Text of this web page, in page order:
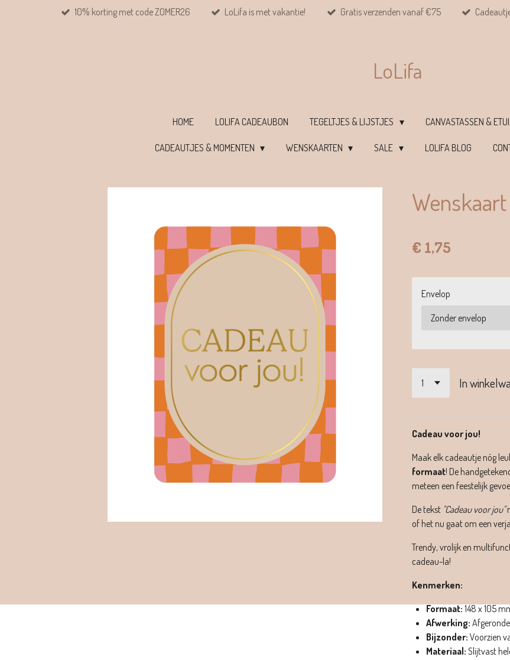
10% korting met code ZOMER26 LoLifa is met vakantie! Gratis verzenden vanaf €75
LoLifa
HOME LOLIFA CADEAUBON TEGELTJES & LIJSTJES CANVASTASSEN &
CADEAUTJES & MOMENTEN WENSKAARTEN SALE LOLIFA BLOG
€ 1,75
Envelop
In
Cadeau voor jou!
Maak elk cadeautje nóg
formaat! De
meteen een feestelijk
De tekst "Cadeau voor jou"
of het nu gaat om een
Trendy, vrolijk en
cadeau-la!
Kenmerken:
Formaat: 148 x 105
Afwerking:
Bijzonder: Voorzien
Materiaal: Slijtvast